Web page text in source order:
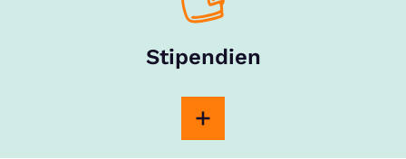
Stipendien